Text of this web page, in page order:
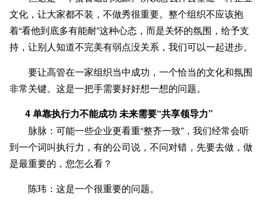
文化，让大家都不装，不做秀很重要。整个组织不应该抱
着“看他到底多有能耐”这种心态，而是关怀的氛围，给予支
持，让别人知道不完美有弱点没关系，我们可以一起进步。
要让高管在一家组织当中成功，一个恰当的文化和氛围
非常关键。这是一把手需要好好想一想的问题。
4 单靠执行力不能成功 未来需要“共享领导力”
脉脉：可能一些企业更看重“整齐一致”，我们经常会听
到一个词叫执行力，有的公司说，不问对错，先要去做，做
是最重要的，您怎么看？
陈玮：这是一个很重要的问题。